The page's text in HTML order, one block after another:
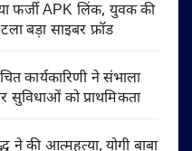
फर्जी APK लिंक, युवक की
बड़ा साइबर फ्रॉड
कार्यकारिणी ने संभाला
सुविधाओं को प्राथमिकता
ने की आत्महत्या, योगी बाबा